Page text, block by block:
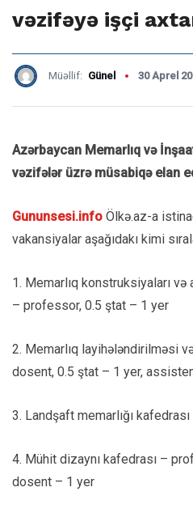
vəzifəyə işçi
Müəllif: Günel 30 Aprel
Azərbaycan Memarlıq və
vəzifələr üzrə müsabiqə elan
Gununsesi.info Ölkə.az-a
vakansiyalar aşağıdakı kimi
1. Memarlıq konstruksiyaları və
– professor, 0.5 ştat – 1 yer
2. Memarlıq layihələndirilməsi
dosent, 0.5 ştat – 1 yer,
3. Landşaft memarlığı
4. Mühit dizaynı kafedrası –
dosent – 1 yer